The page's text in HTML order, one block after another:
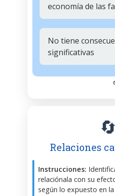
economía de las
No tiene
significativas
🔄
Relaciones
Instrucciones:
relaciónala con su
según lo expuesto en